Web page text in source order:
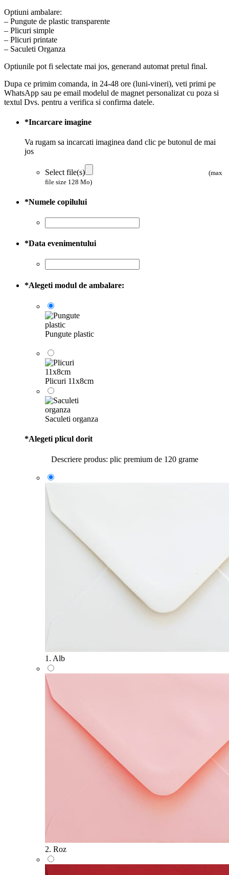
Optiuni ambalare:
– Pungute de plastic transparente
– Plicuri simple
– Plicuri printate
– Saculeti Organza
Optiunile pot fi selectate mai jos, generand automat pretul final.
Dupa ce primim comanda, in 24-48 ore (luni-vineri), veti primi pe
WhatsApp sau pe email modelul de magnet personalizat cu poza si
textul Dvs. pentru a verifica si confirma datele.
*Incarcare imagine
Va rugam sa incarcati imaginea dand clic pe butonul de mai
jos
Select file(s)
(max
file size 128 Mo)
*Numele copilului
*Data evenimentului
*Alegeti modul de ambalare:
Pungute plastic
Plicuri 11x8cm
Saculeti organza
*Alegeti plicul dorit
Descriere produs: plic premium de 120 grame
1. Alb
2. Roz